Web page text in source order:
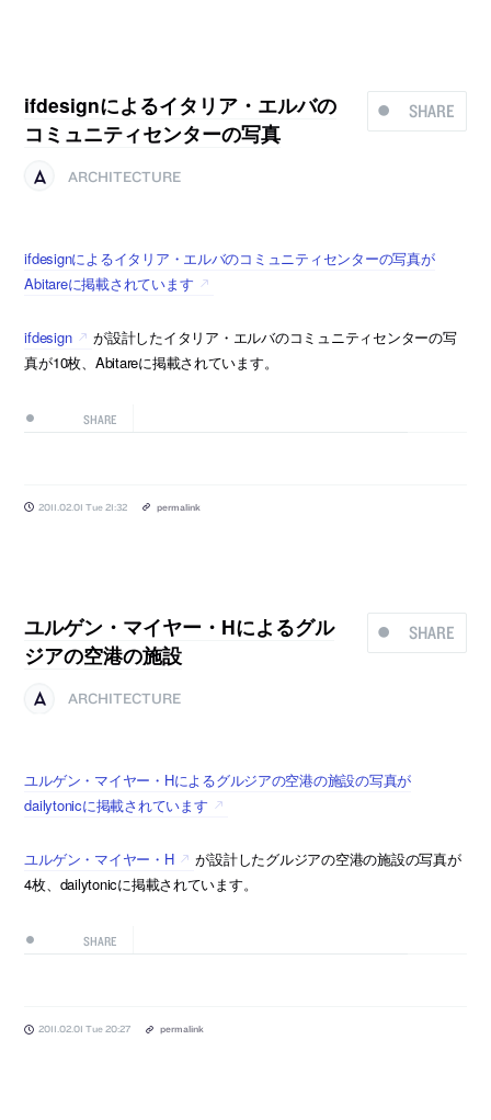
SHARE
ifdesignによるイタリア・エルバの
コミュニティセンターの写真
ARCHITECTURE
ifdesignによるイタリア・エルバのコミュニティセンターの写真が
Abitareに掲載されています
ifdesign
が設計したイタリア・エルバのコミュニティセンターの写
真が10枚、Abitareに掲載されています。
SHARE
2011.02.01 Tue 21:32 permalink
SHARE
ユルゲン・マイヤー・Hによるグル
ジアの空港の施設
ARCHITECTURE
ユルゲン・マイヤー・Hによるグルジアの空港の施設の写真が
dailytonicに掲載されています
ユルゲン・マイヤー・H
が設計したグルジアの空港の施設の写真が
4枚、dailytonicに掲載されています。
SHARE
2011.02.01 Tue 20:27 permalink